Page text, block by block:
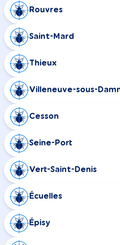
Rouvres
Saint-Mard
Thieux
Villeneuve-sous-
Cesson
Seine-Port
Vert-Saint-Denis
Écuelles
Épisy